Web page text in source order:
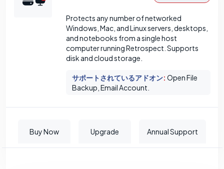
Protects any number of networked
Windows, Mac, and Linux servers, desktops,
and notebooks from a single host
computer running Retrospect. Supports
disk and cloud storage.
サポートされているアドオン: Open File
Backup, Email Account.
Buy Now Upgrade Annual Support